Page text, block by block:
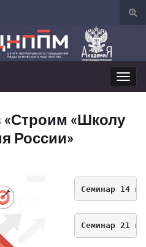
Вкл/
Вкл/
выкл
«Школу
России»
Семинар 14
Семинар 21